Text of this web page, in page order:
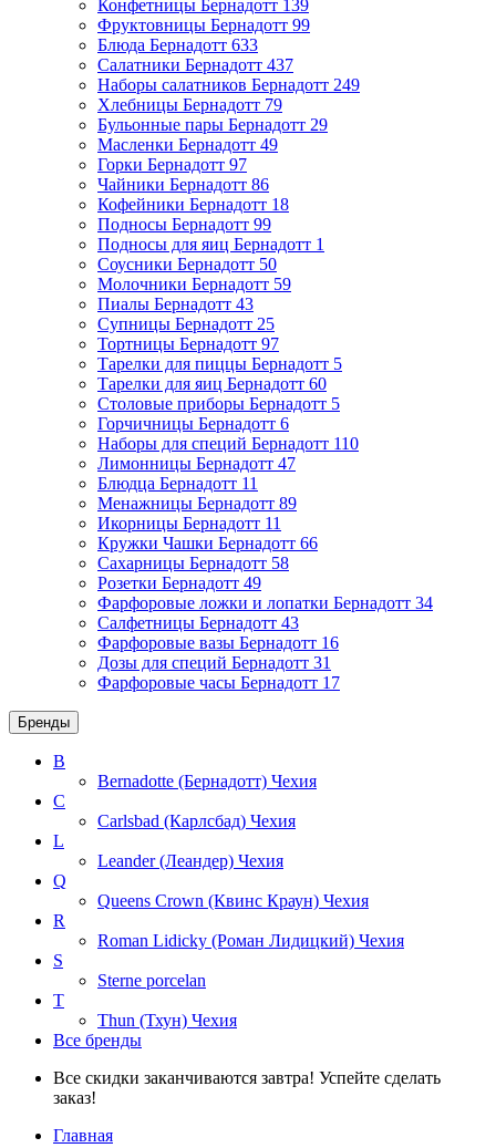
Конфетницы Бернадотт 139
Фруктовницы Бернадотт 99
Блюда Бернадотт 633
Салатники Бернадотт 437
Наборы салатников Бернадотт 249
Хлебницы Бернадотт 79
Бульонные пары Бернадотт 29
Масленки Бернадотт 49
Горки Бернадотт 97
Чайники Бернадотт 86
Кофейники Бернадотт 18
Подносы Бернадотт 99
Подносы для яиц Бернадотт 1
Соусники Бернадотт 50
Молочники Бернадотт 59
Пиалы Бернадотт 43
Супницы Бернадотт 25
Тортницы Бернадотт 97
Тарелки для пиццы Бернадотт 5
Тарелки для яиц Бернадотт 60
Столовые приборы Бернадотт 5
Горчичницы Бернадотт 6
Наборы для специй Бернадотт 110
Лимонницы Бернадотт 47
Блюдца Бернадотт 11
Менажницы Бернадотт 89
Икорницы Бернадотт 11
Кружки Чашки Бернадотт 66
Сахарницы Бернадотт 58
Розетки Бернадотт 49
Фарфоровые ложки и лопатки Бернадотт 34
Салфетницы Бернадотт 43
Фарфоровые вазы Бернадотт 16
Дозы для специй Бернадотт 31
Фарфоровые часы Бернадотт 17
Бренды
B
Bernadotte (Бернадотт) Чехия
C
Carlsbad (Карлсбад) Чехия
L
Leander (Леандер) Чехия
Q
Queens Crown (Квинс Краун) Чехия
R
Roman Lidicky (Роман Лидицкий) Чехия
S
Sterne porcelan
T
Thun (Тхун) Чехия
Все бренды
Все скидки заканчиваются завтра! Успейте сделать
заказ!
Главная